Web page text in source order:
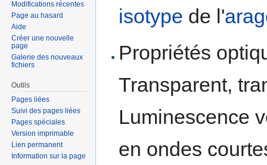
isotype de l'
Propriétés
Transparent,
Luminescence
en ondes
Modifications récentes
Page au hasard
Aide
Créer une nouvelle
page
Galerie des nouveaux
fichiers
Outils
Pages liées
Suivi des pages liées
Pages spéciales
Version imprimable
Lien permanent
Information sur la page